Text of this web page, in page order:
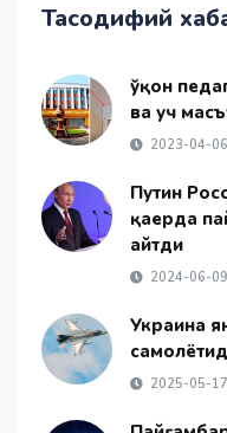
Тасодифий
Қўқон
ва уч
2023-04-
Путин
қаерда
айтди
2024-06-
Украина
2025-05-